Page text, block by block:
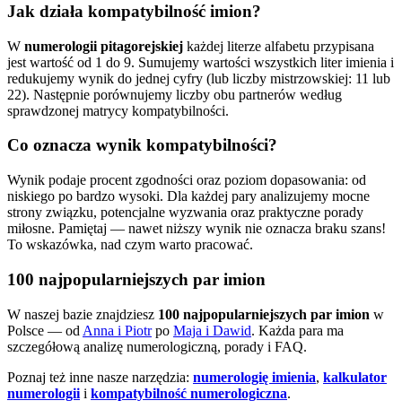
Jak działa kompatybilność imion?
W numerologii pitagorejskiej każdej literze alfabetu przypisana
jest wartość od 1 do 9. Sumujemy wartości wszystkich liter imienia i
redukujemy wynik do jednej cyfry (lub liczby mistrzowskiej: 11 lub
22). Następnie porównujemy liczby obu partnerów według
sprawdzonej matrycy kompatybilności.
Co oznacza wynik kompatybilności?
Wynik podaje procent zgodności oraz poziom dopasowania: od
niskiego po bardzo wysoki. Dla każdej pary analizujemy mocne
strony związku, potencjalne wyzwania oraz praktyczne porady
miłosne. Pamiętaj — nawet niższy wynik nie oznacza braku szans!
To wskazówka, nad czym warto pracować.
100 najpopularniejszych par imion
W naszej bazie znajdziesz 100 najpopularniejszych par imion w
Polsce — od Anna i Piotr po Maja i Dawid. Każda para ma
szczegółową analizę numerologiczną, porady i FAQ.
Poznaj też inne nasze narzędzia: numerologię imienia, kalkulator
numerologii i kompatybilność numerologiczna.